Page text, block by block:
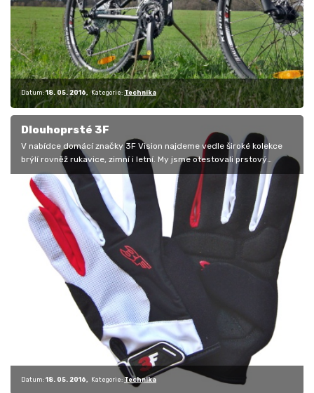
Datum: 18. 05. 2016 Kategorie: Technika
Dlouhoprsté 3F
V nabídce domácí značky 3F Vision najdeme vedle široké kolekce
brýlí rovněž rukavice, zimní i letní. My jsme otestovali prstový
model 2111…
Datum: 18. 05. 2016 Kategorie: Technika